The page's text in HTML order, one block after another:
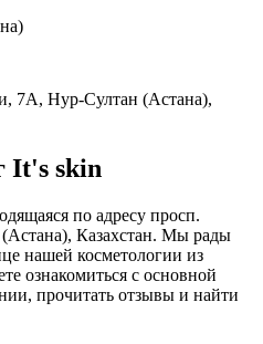
7А, Нур-Султан (Астана),
It's skin
по адресу просп.
Казахстан. Мы рады
нашей косметологии из
ознакомиться с основной
прочитать отзывы и найти